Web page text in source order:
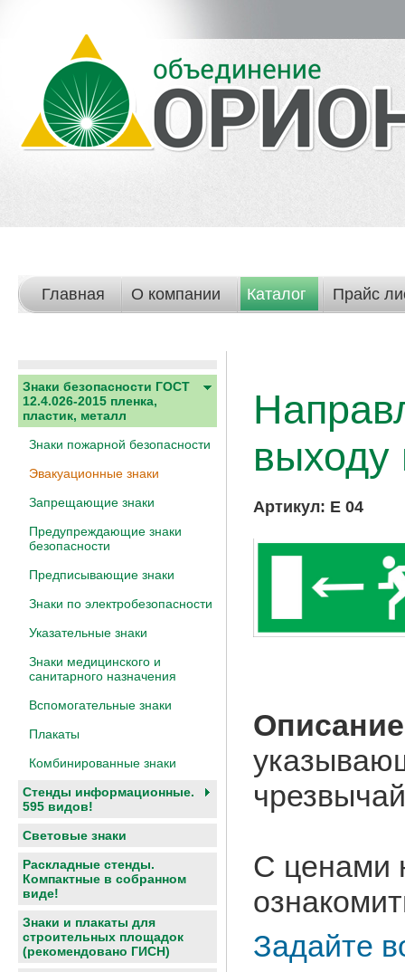
Главная О компании Каталог Прайс
Знаки безопасности ГОСТ
12.4.026-2015 пленка,
пластик, металл
Знаки пожарной безопасности
Эвакуационные знаки
Запрещающие знаки
Предупреждающие знаки
безопасности
Предписывающие знаки
Знаки по электробезопасности
Указательные знаки
Знаки медицинского и
санитарного назначения
Вспомогательные знаки
Плакаты
Комбинированные знаки
Стенды информационные.
595 видов!
Световые знаки
Раскладные стенды.
Компактные в собранном
виде!
Знаки и плакаты для
строительных площадок
(рекомендовано ГИСН)
выходу
Артикул: E 04
С ценами
Задайте